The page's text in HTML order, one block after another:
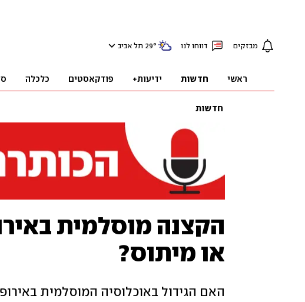
מבזקים דווחו לנו 29° תל אביב
ראשי חדשות ידיעות+ פודקאסטים כלכלה
חדשות
הקצנה מוסלמית
או מיתוס?
האם הגידול באוכלוסיה המוסלמית